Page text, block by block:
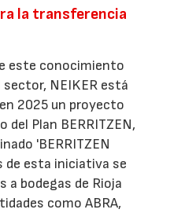
la transferencia
este conocimiento
NEIKER está
2025 un proyecto
del Plan BERRITZEN,
'BERRITZEN
de esta iniciativa se
a bodegas de Rioja
como ABRA,